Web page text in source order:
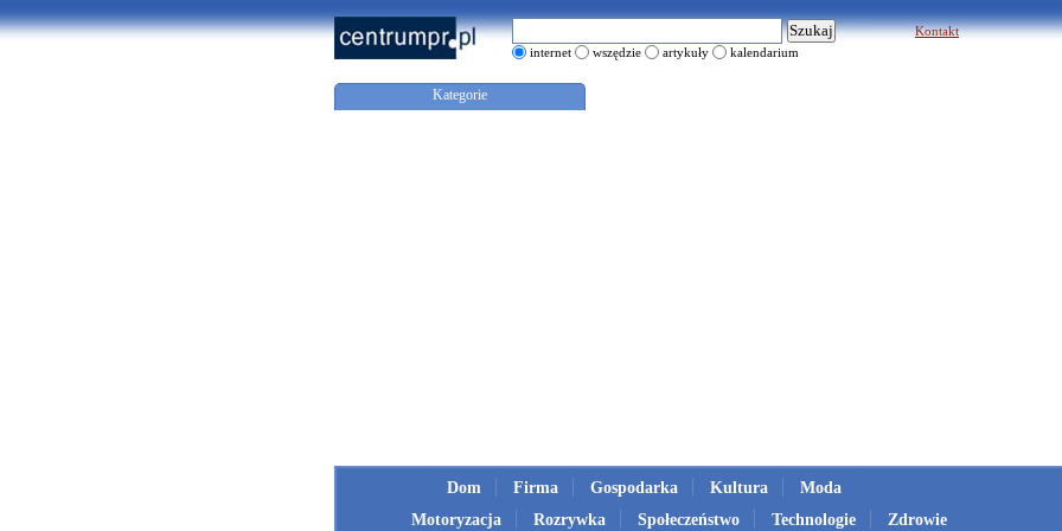
internet wszędzie artykuły kalendarium
Kontakt
Kategorie
Dom Firma Gospodarka Kultura
Moda
Motoryzacja
Rozrywka Społeczeństwo Technologie Zdrowie